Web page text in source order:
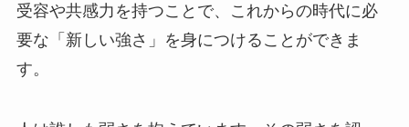
受容や共感力を持つことで、これからの時代に必
要な「新しい強さ」を身につけることができま
す。